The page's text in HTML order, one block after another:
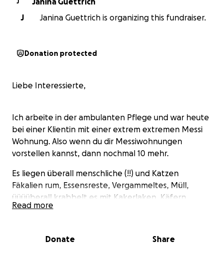
J
Janina Guettrich is organizing this fundraiser.
Donation protected
Liebe Interessierte,
Ich arbeite in der ambulanten Pflege und war heute
bei einer Klientin mit einer extrem extremen Messi
Wohnung. Also wenn du dir Messiwohnungen
vorstellen kannst, dann nochmal 10 mehr.
Es liegen überall menschliche (!!) und Katzen
Fäkalien rum, Essensreste, Vergammeltes, Müll,
üüüüberall krabbelt es mit Kakerlaken, Käfern,
Fliegen, Maden, kaum Luft zum atmen, nur Fliegen.
ohne Identität.
Read more
Donate Share